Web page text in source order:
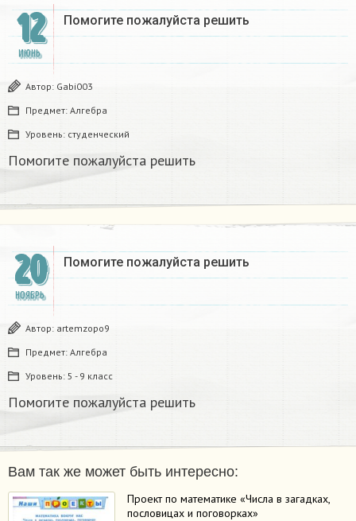
12
ИЮНЬ
Помогите пожалуйста решить
Автор: Gabi003
Предмет: Алгебра
Уровень: студенческий
Помогите пожалуйста решить
20
НОЯБРЬ
Помогите пожалуйста решить
Автор: artemzopo9
Предмет: Алгебра
Уровень: 5 - 9 класс
Помогите пожалуйста решить
Вам так же может быть интересно:
Проект по математике «Числа в загадках,
пословицах и поговорках»